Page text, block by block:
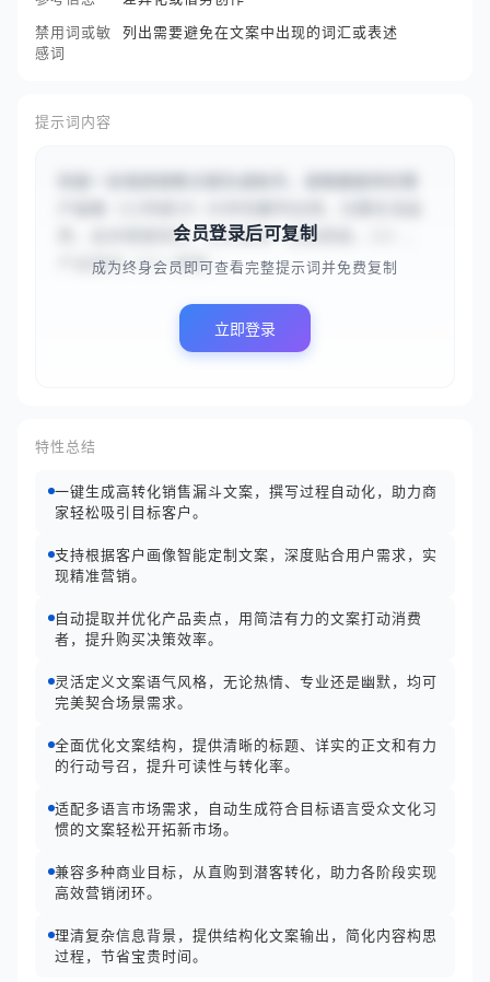
禁用词或敏
感词
列出需要避免在文案中出现的词汇或表述
提示词内容
质，追求便捷高效，对价格有一定敏感度。}}）、
产品描述（{{一款智...
会员登录后可复制
成为终身会员即可查看完整提示词并免费复制
立即登录
特性总结
一键生成高转化销售漏斗文案，撰写过程自动化，助力商
家轻松吸引目标客户。
支持根据客户画像智能定制文案，深度贴合用户需求，实
现精准营销。
自动提取并优化产品卖点，用简洁有力的文案打动消费
者，提升购买决策效率。
灵活定义文案语气风格，无论热情、专业还是幽默，均可
完美契合场景需求。
全面优化文案结构，提供清晰的标题、详实的正文和有力
的行动号召，提升可读性与转化率。
适配多语言市场需求，自动生成符合目标语言受众文化习
惯的文案轻松开拓新市场。
兼容多种商业目标，从直购到潜客转化，助力各阶段实现
高效营销闭环。
理清复杂信息背景，提供结构化文案输出，简化内容构思
过程，节省宝贵时间。